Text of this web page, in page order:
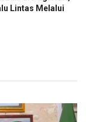
Lintas Melalui